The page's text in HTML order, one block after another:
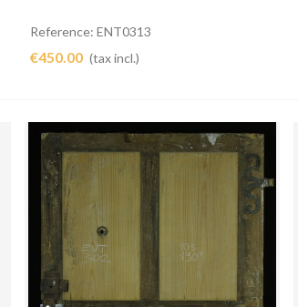
Reference: ENT0313
€450.00 (tax incl.)